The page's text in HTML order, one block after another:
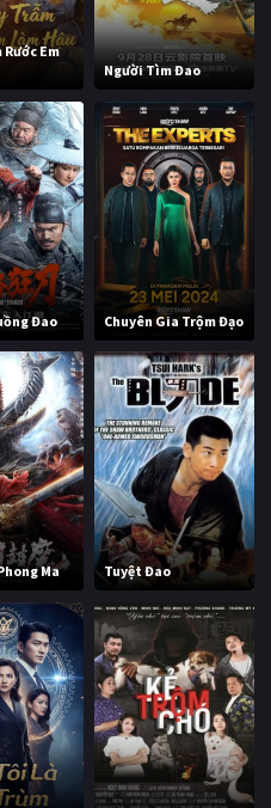
Rước Em
Người Tìm Đao
Đao Chuyên Gia Trộm Đạo
Ma Tuyệt Đao